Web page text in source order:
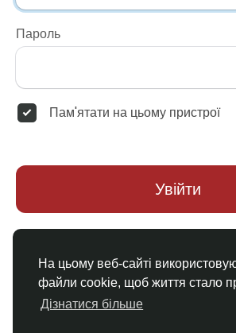
На цьому веб-сайті
файли cookie, щоб життя стало
Дізнатися більше
Пароль
Пам'ятати на цьому пристрої
Увійти
Немає облікового запису?